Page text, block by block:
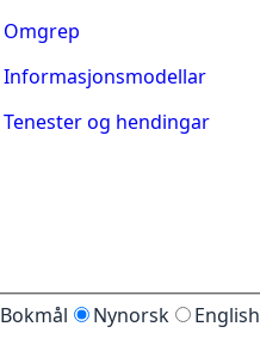
Omgrep
Informasjonsmodellar
Tenester og hendingar
Bokmål Nynorsk English